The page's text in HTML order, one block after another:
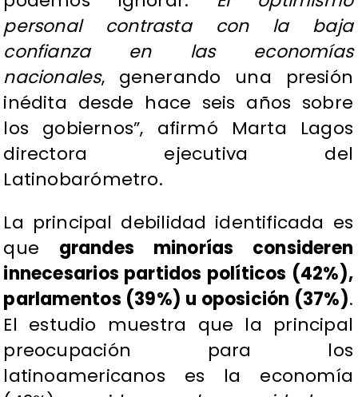
personal contrasta con la baja
confianza en las economías
nacionales, generando una presión
inédita desde hace seis años sobre
los gobiernos”, afirmó Marta Lagos
directora ejecutiva del
Latinobarómetro.
La principal debilidad identificada es
que grandes minorías consideren
innecesarios partidos políticos (42%),
parlamentos (39%) u oposición (37%).
El estudio muestra que la principal
preocupación para los
latinoamericanos es la economía